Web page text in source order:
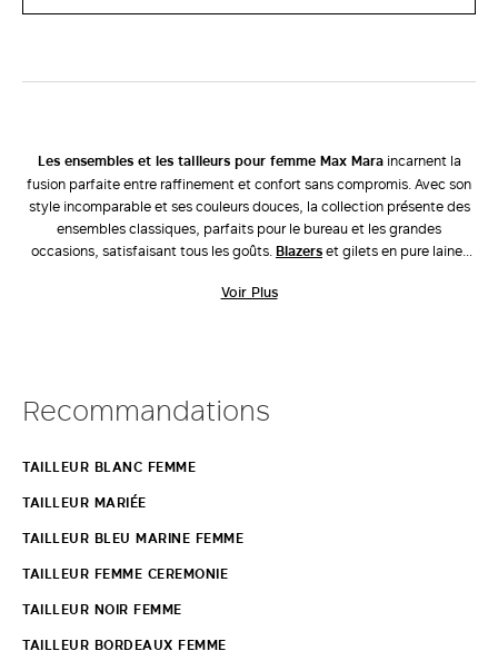
Les ensembles et les tailleurs pour femme Max Maraincarnent la
fusion parfaite entre raffinement et confort sans compromis. Avec son
style incomparable et ses couleurs douces, la collection présente des
ensembles classiques, parfaits pour le bureau et les grandes
occasions, satisfaisant tous les goûts.
Blazerset gilets en pure laine,
sélection de tailleurs Max Mara propose des lignes naturelles et
Découvrez-en plus.
Voir Plus
Recommandations
TAILLEUR BLANC FEMME
TAILLEUR MARIÉE
TAILLEUR BLEU MARINE FEMME
TAILLEUR FEMME CEREMONIE
TAILLEUR NOIR FEMME
TAILLEUR BORDEAUX FEMME